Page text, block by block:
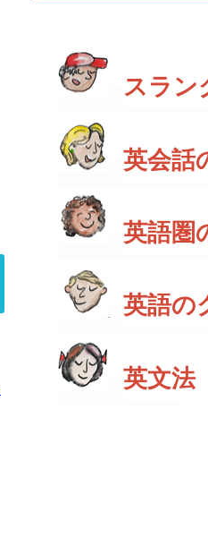
スラン
英会話
英語圏
英語の
英文法